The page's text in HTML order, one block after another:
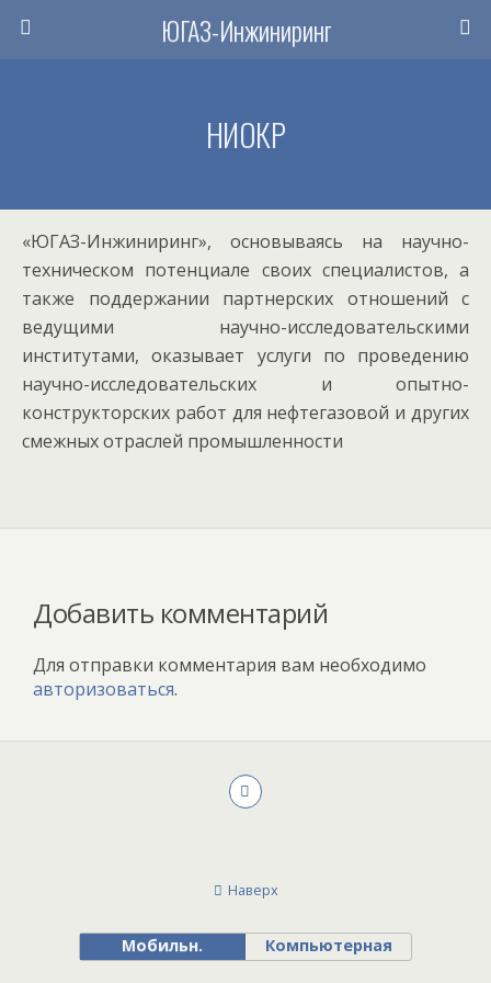
ЮГАЗ-Инжиниринг
НИОКР
«ЮГАЗ-Инжиниринг», основываясь на научно-
техническом потенциале своих специалистов, а
также поддержании партнерских отношений с
ведущими научно-исследовательскими
институтами, оказывает услуги по проведению
научно-исследовательских и опытно-
конструкторских работ для нефтегазовой и других
смежных отраслей промышленности
Добавить комментарий
Для отправки комментария вам необходимо
авторизоваться.
Наверх
Мобильн. Компьютерная